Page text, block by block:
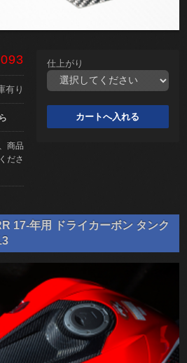
有り
商品
ださ
仕上がり
17-年用 ドライカーボン タンク